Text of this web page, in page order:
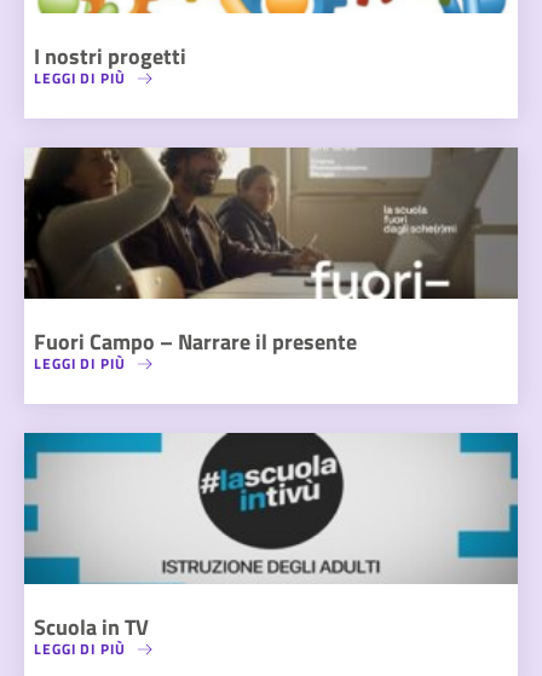
I nostri progetti
LEGGI DI PIÙ
Fuori Campo – Narrare il presente
LEGGI DI PIÙ
Scuola in TV
LEGGI DI PIÙ